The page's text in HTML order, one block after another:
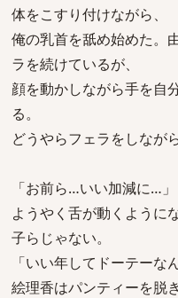
体をこすり付けながら、
俺の乳首を舐め始めた。
ラを続けているが、
顔を動かしながら手を自
る。
どうやらフェラをしなが
「お前ら…いい加減に…」
ようやく舌が動くように
子らじゃない。
「いい年してドーテーな
絵理香はパンティーを脱